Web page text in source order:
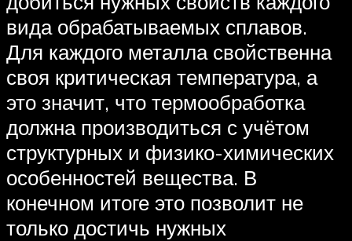
вида обрабатываемых сплавов.
Для каждого металла свойственна
своя критическая температура, а
это значит, что термообработка
должна производиться с учётом
структурных и физико-химических
особенностей вещества. В
конечном итоге это позволит не
только достичь нужных